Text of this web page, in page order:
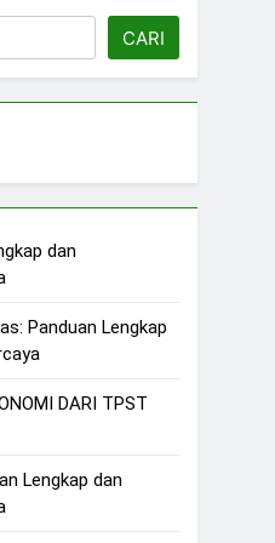
CARI
dan
Panduan Lengkap
DARI TPST
Lengkap dan